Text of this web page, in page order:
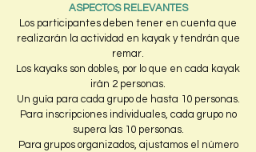
ASPECTOS RELEVANTES
Los participantes deben tener en cuenta que
realizarán la actividad en kayak y tendrán que
remar.
Los kayaks son dobles, por lo que en cada kayak
irán 2 personas.
Un guía para cada grupo de hasta 10 personas.
Para inscripciones individuales, cada grupo no
supera las 10 personas.
Para grupos organizados, ajustamos el número